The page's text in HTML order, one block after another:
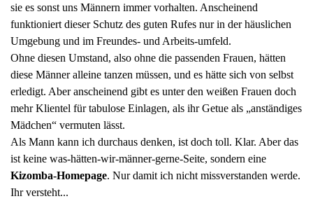
sie es sonst uns Männern immer vorhalten. Anscheinend
funktioniert dieser Schutz des guten Rufes nur in der häuslichen
Umgebung und im Freundes- und Arbeits-umfeld.
Ohne diesen Umstand, also ohne die passenden Frauen, hätten
diese Männer alleine tanzen müssen, und es hätte sich von selbst
erledigt. Aber anscheinend gibt es unter den weißen Frauen doch
mehr Klientel für tabulose Einlagen, als ihr Getue als „anständiges
Mädchen“ vermuten lässt.
Als Mann kann ich durchaus denken, ist doch toll. Klar. Aber das
ist keine was-hätten-wir-männer-gerne-Seite, sondern eine
Kizomba-Homepage. Nur damit ich nicht missverstanden werde.
Ihr versteht...